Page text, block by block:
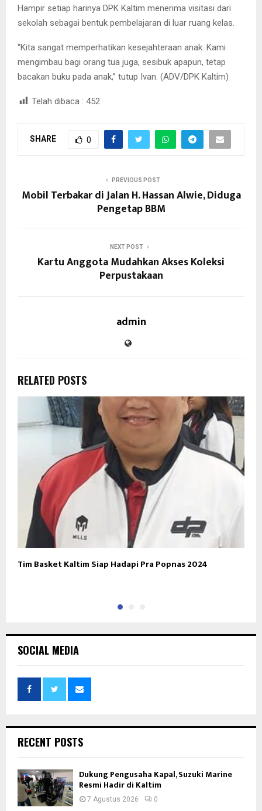
Hampir setiap harinya DPK Kaltim menerima visitasi dari
sekolah sebagai bentuk pembelajaran di luar ruang kelas.
“Kita sangat memperhatikan kesejahteraan anak. Kami
mengimbau bagi orang tua juga, sesibuk apapun, tetap
bacakan buku pada anak,” tutup Ivan. (ADV/DPK Kaltim)
Telah dibaca : 452
SHARE 0
PREVIOUS POST
Mobil Terbakar di Jalan H. Hassan Alwie, Diduga
Pengetap BBM
NEXT POST
Kartu Anggota Mudahkan Akses Koleksi
Perpustakaan
admin
RELATED POSTS
Tim Basket Kaltim Siap Hadapi Pra Popnas 2024
SOCIAL MEDIA
RECENT POSTS
Dukung Pengusaha Kapal, Suzuki Marine
Resmi Hadir di Kaltim
7 Agustus 2026 0